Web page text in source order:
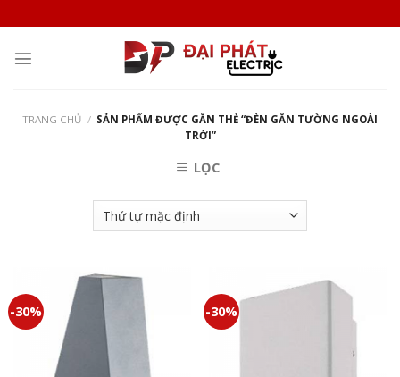
to
content
TRANG CHỦ / SẢN PHẨM ĐƯỢC GẮN THẺ “ĐÈN GẮN TƯỜNG NGOÀI
TRỜI”
LỌC
-30% -30%